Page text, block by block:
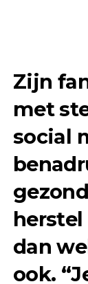
Zijn
met
social
dan
ook.